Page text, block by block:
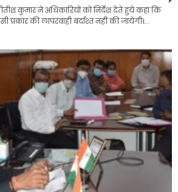
कुमार ने अधिकारियों को निर्देश देते हुये कहा कि
की लापरवाही बर्दाश्त नहीं की जायेगी।...